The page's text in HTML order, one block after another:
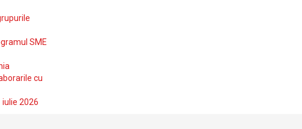
SME
cu
2026